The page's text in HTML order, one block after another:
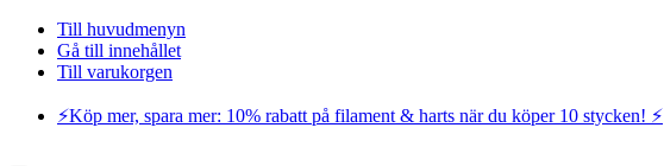
Till huvudmenyn
Gå till innehållet
Till varukorgen
⚡️Köp mer, spara mer: 10% rabatt på filament & harts när du köper 10 stycken! ⚡️